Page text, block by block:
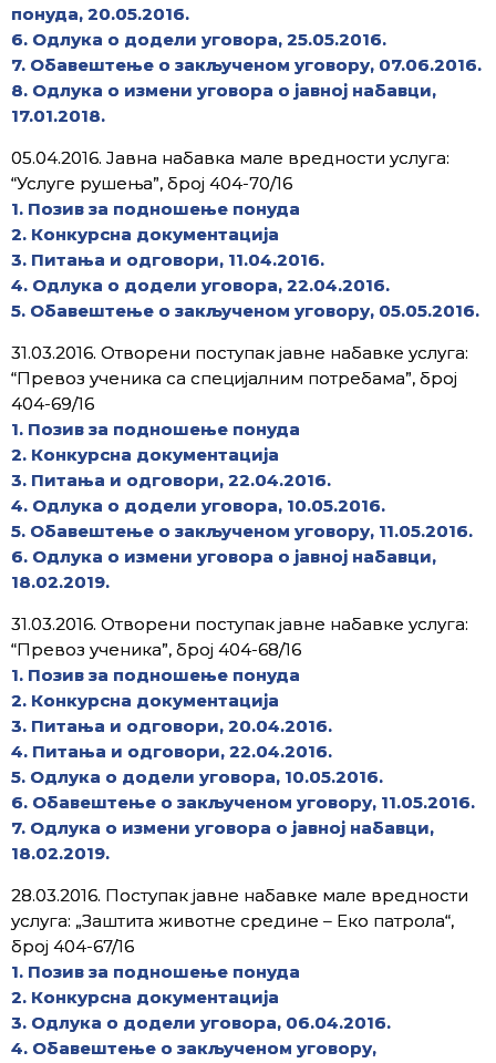
понуда, 20.05.2016.
6. Одлука о додели уговора, 25.05.2016.
7. Обавештење о закљученом уговору, 07.06.2016.
8. Одлука о измени уговора о јавној набавци,
17.01.2018.
05.04.2016. Јавна набавка мале вредности услуга:
“Услуге рушења”, број 404-70/16
1. Позив за подношење понуда
2. Конкурсна документација
3. Питања и одговори, 11.04.2016.
4. Одлука о додели уговора, 22.04.2016.
5. Обавештење о закљученом уговору, 05.05.2016.
31.03.2016. Отворени поступак јавне набавке услуга:
“Превоз ученика са специјалним потребама”, број
404-69/16
1. Позив за подношење понуда
2. Конкурсна документација
3. Питања и одговори, 22.04.2016.
4. Одлука о додели уговора, 10.05.2016.
5. Обавештење о закљученом уговору, 11.05.2016.
6. Одлука о измени уговора о јавној набавци,
18.02.2019.
31.03.2016. Отворени поступак јавне набавке услуга:
“Превоз ученика”, број 404-68/16
1. Позив за подношење понуда
2. Конкурсна документација
3. Питања и одговори, 20.04.2016.
4. Питања и одговори, 22.04.2016.
5. Одлука о додели уговора, 10.05.2016.
6. Обавештење о закљученом уговору, 11.05.2016.
7. Одлука о измени уговора о јавној набавци,
18.02.2019.
28.03.2016. Поступак јавне набавке мале вредности
услуга: „Заштита животне средине – Еко патрола“,
број 404-67/16
1. Позив за подношење понуда
2. Конкурсна документација
3. Одлука о додели уговора, 06.04.2016.
4. Обавештење о закљученом уговору,